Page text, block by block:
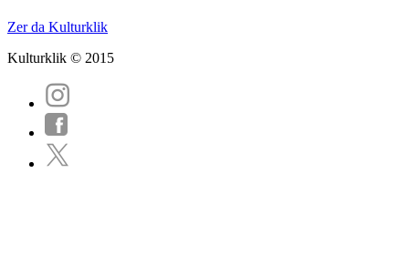
Zer da Kulturklik
Kulturklik © 2015